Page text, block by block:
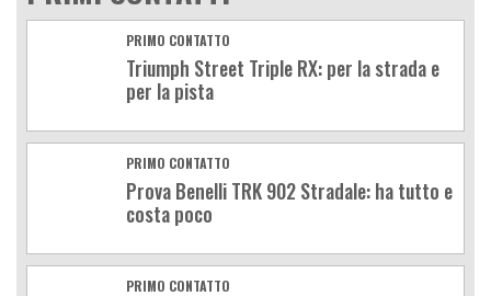
PRIMO CONTATTO
Triumph Street Triple RX: per la strada e
per la pista
PRIMO CONTATTO
Prova Benelli TRK 902 Stradale: ha tutto e
costa poco
PRIMO CONTATTO